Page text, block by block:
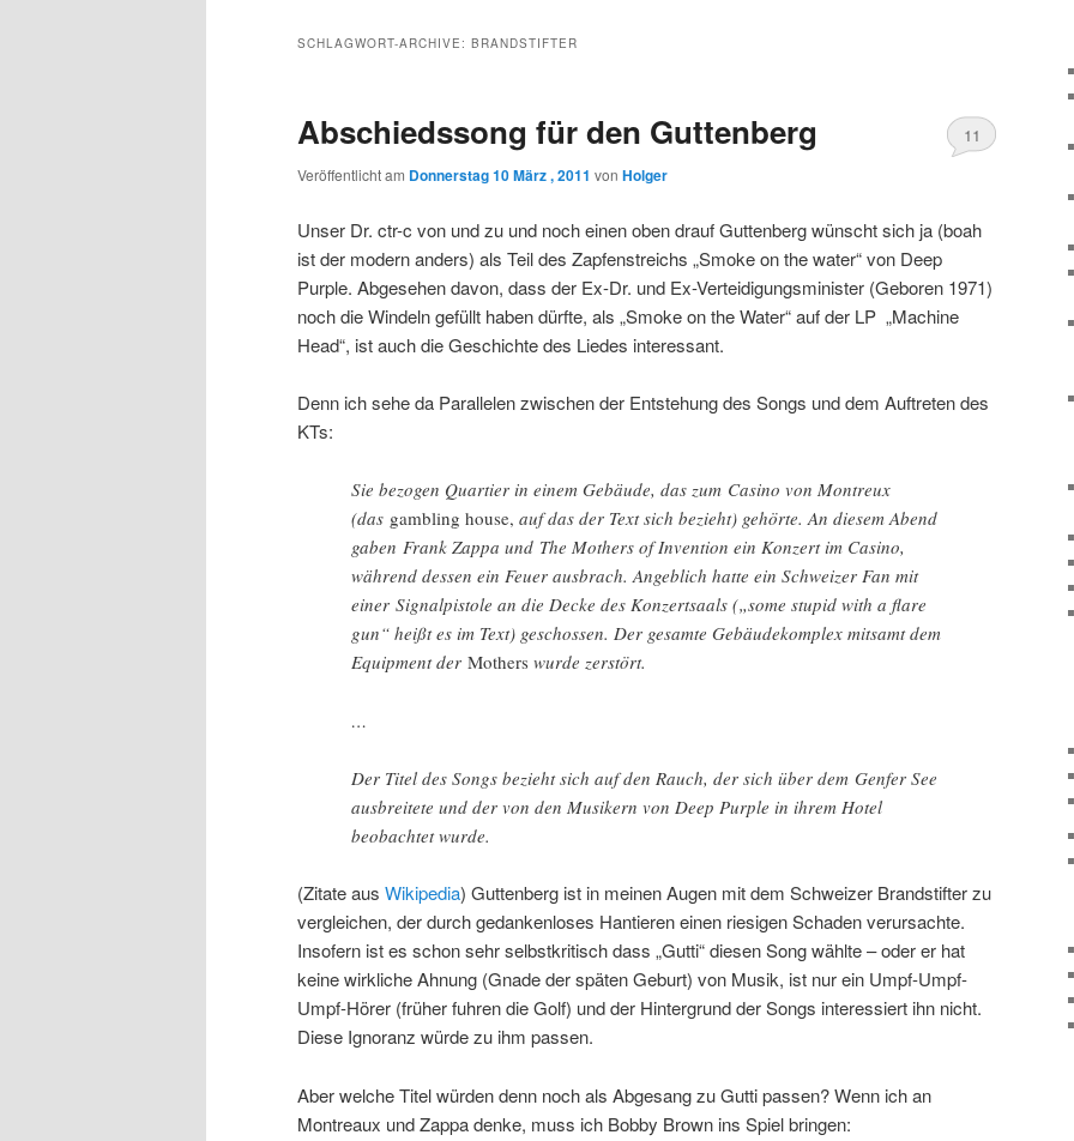
wechseln
SCHLAGWORT-ARCHIVE: BRANDSTIFTER
Abschiedssong für den Guttenberg
Veröffentlicht am Donnerstag 10 März , 2011 von Holger
11
Unser Dr. ctr-c von und zu und noch einen oben drauf Guttenberg wünscht sich ja (boah
ist der modern anders) als Teil des Zapfenstreichs „Smoke on the water“ von Deep
Purple. Abgesehen davon, dass der Ex-Dr. und Ex-Verteidigungsminister (Geboren 1971)
noch die Windeln gefüllt haben dürfte, als „Smoke on the Water“ auf der LP „Machine
Head“, ist auch die Geschichte des Liedes interessant.
Denn ich sehe da Parallelen zwischen der Entstehung des Songs und dem Auftreten des
KTs:
Sie bezogen Quartier in einem Gebäude, das zum Casino von Montreux
(das gambling house, auf das der Text sich bezieht) gehörte. An diesem Abend
gaben Frank Zappa und The Mothers of Invention ein Konzert im Casino,
während dessen ein Feuer ausbrach. Angeblich hatte ein Schweizer Fan mit
einer Signalpistole an die Decke des Konzertsaals („some stupid with a flare
gun“ heißt es im Text) geschossen. Der gesamte Gebäudekomplex mitsamt dem
Equipment der Mothers wurde zerstört.
…
Der Titel des Songs bezieht sich auf den Rauch, der sich über dem Genfer See
ausbreitete und der von den Musikern von Deep Purple in ihrem Hotel
beobachtet wurde.
(Zitate aus Wikipedia) Guttenberg ist in meinen Augen mit dem Schweizer Brandstifter zu
vergleichen, der durch gedankenloses Hantieren einen riesigen Schaden verursachte.
Insofern ist es schon sehr selbstkritisch dass „Gutti“ diesen Song wählte – oder er hat
keine wirkliche Ahnung (Gnade der späten Geburt) von Musik, ist nur ein Umpf-Umpf-
Umpf-Hörer (früher fuhren die Golf) und der Hintergrund der Songs interessiert ihn nicht.
Diese Ignoranz würde zu ihm passen.
Aber welche Titel würden denn noch als Abgesang zu Gutti passen? Wenn ich an
Montreaux und Zappa denke, muss ich Bobby Brown ins Spiel bringen: